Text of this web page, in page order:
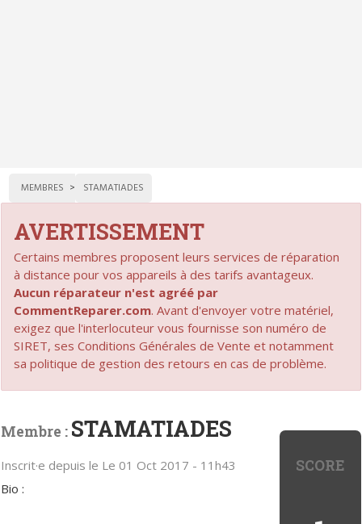
MEMBRES STAMATIADES
AVERTISSEMENT
Certains membres proposent leurs services de réparation
à distance pour vos appareils à des tarifs avantageux.
Aucun réparateur n'est agréé par
CommentReparer.com. Avant d'envoyer votre matériel,
exigez que l'interlocuteur vous fournisse son numéro de
SIRET, ses Conditions Générales de Vente et notamment
sa politique de gestion des retours en cas de problème.
SCORE
Membre : STAMATIADES
Inscrit·e depuis le Le 01 Oct 2017 - 11h43
Bio :